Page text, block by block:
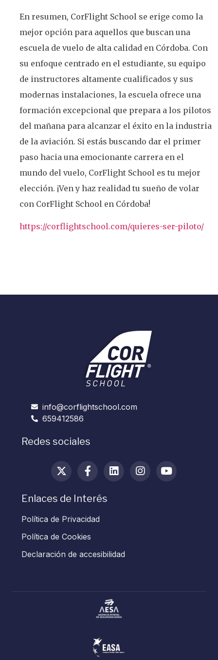
En resumen, CorFlight School se erige como la
mejor opción para aquellos que buscan una
escuela de vuelo de alta calidad en Córdoba. Con
su enfoque centrado en el estudiante, su equipo
de instructores altamente cualificados y sus
modernas instalaciones, la escuela ofrece una
formación excepcional que prepara a los pilotos
del mañana para alcanzar el éxito en la industria
de la aviación. Si estás buscando dar el primer
paso hacia una emocionante carrera en el
mundo del vuelo, CorFlight School es tu mejor
elección. ¡Ven y haz realidad tu sueño de volar
con CorFlight School en Córdoba!
https://corflightschool.com/quieres-ser-piloto/
info@corflightschool.com
659412586
Redes sociales
Enlaces de Interés
Política de Privacidad
Política de Cookies
Declaración de accesibilidad